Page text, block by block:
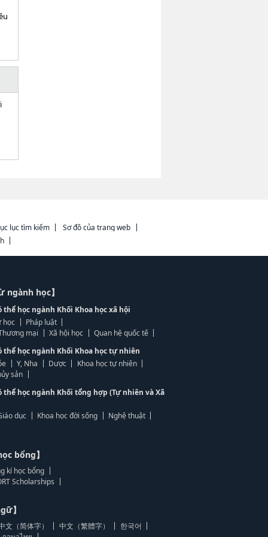
lục tìm kiếm
Sơ đồ của trang web
ngành học】
học ngành Khối Khoa học xã hội
học
Pháp luật
mại
Xã hội học
Quan hệ quốc tế
thể học ngành Khối Khoa học tự nhiên
Y, Nha Dược
Khoa học tự nhiên
sản
thể học ngành Khối tổng hợp (Tự nhiên và Xã
dục
Khoa học đời sống
Nghệ thuật
bổng】
kí học bổng
Scholarships
】
文（简体字） 中文（繁體字）
한국어